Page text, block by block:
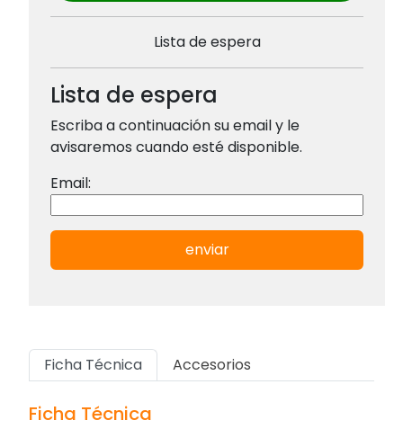
Lista de espera
Lista de espera
Escriba a continuación su email y le
avisaremos cuando esté disponible.
Email:
enviar
Ficha Técnica Accesorios
Ficha Técnica